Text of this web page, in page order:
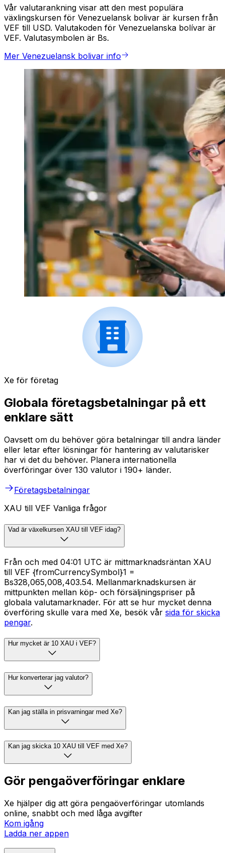
Vår valutarankning visar att den mest populära
växlingskursen för Venezuelansk bolivar är kursen från
VEF till USD. Valutakoden för Venezuelanska bolívar är
VEF. Valutasymbolen är Bs.
Mer Venezuelansk bolivar info
Xe för företag
Globala företagsbetalningar på ett
enklare sätt
Oavsett om du behöver göra betalningar till andra länder
eller letar efter lösningar för hantering av valutarisker
har vi det du behöver. Planera internationella
överföringar över 130 valutor i 190+ länder.
Företagsbetalningar
XAU till VEF Vanliga frågor
Vad är växelkursen XAU till VEF idag?
Från och med 04:01 UTC är mittmarknadsräntan XAU
till VEF {fromCurrencySymbol}1 =
Bs328,065,008,403.54. Mellanmarknadskursen är
mittpunkten mellan köp- och försäljningspriser på
globala valutamarknader. För att se hur mycket denna
överföring skulle vara med Xe, besök vår sida för skicka
pengar.
Hur mycket är 10 XAU i VEF?
Hur konverterar jag valutor?
Kan jag ställa in prisvarningar med Xe?
Kan jag skicka 10 XAU till VEF med Xe?
Gör pengaöverföringar enklare
Xe hjälper dig att göra pengaöverföringar utomlands
online, snabbt och med låga avgifter
Kom igång
Ladda ner appen